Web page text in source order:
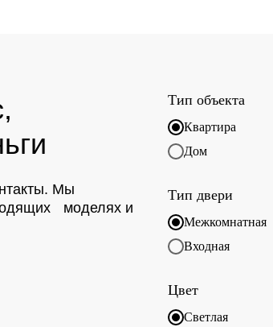
Тип объекта
Квартира
Дом
Тип двери
Межкомнатная
Входная
Цвет
Светлая
Мы
моделях и